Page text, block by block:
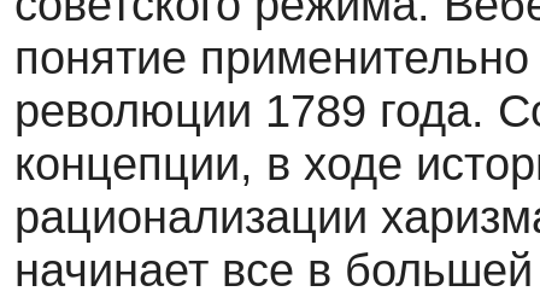
понятие
революции 1789 года.
концепции, в ходе
рационализации
начинает все в